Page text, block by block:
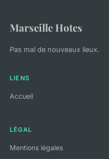
Marseille Hotes
Pas mal de nouveaux lieux.
LIENS
Accueil
LÉGAL
Mentions légales